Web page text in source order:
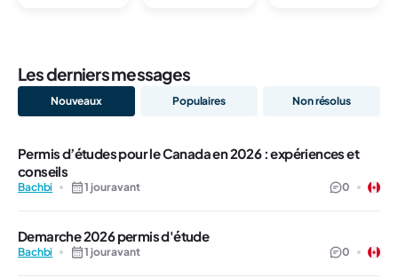
Les derniers messages
Nouveaux Populaires Non résolus
Permis d’études pour le Canada en 2026 : expériences et
conseils
Bachbi 1 jour avant 0
Demarche 2026 permis d'étude
Bachbi 1 jour avant 0